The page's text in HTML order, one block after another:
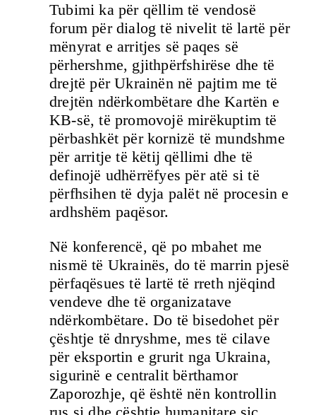
Tubimi ka për qëllim të vendosë
forum për dialog të nivelit të lartë për
mënyrat e arritjes së paqes së
përhershme, gjithpërfshirëse dhe të
drejtë për Ukrainën në pajtim me të
drejtën ndërkombëtare dhe Kartën e
KB-së, të promovojë mirëkuptim të
përbashkët për kornizë të mundshme
për arritje të këtij qëllimi dhe të
definojë udhërrëfyes për atë si të
përfhsihen të dyja palët në procesin e
ardhshëm paqësor.
Në konferencë, që po mbahet me
nismë të Ukrainës, do të marrin pjesë
përfaqësues të lartë të rreth njëqind
vendeve dhe të organizatave
ndërkombëtare. Do të bisedohet për
çështje të dnryshme, mes të cilave
për eksportin e grurit nga Ukraina,
sigurinë e centralit bërthamor
Zaporozhje, që është nën kontrollin